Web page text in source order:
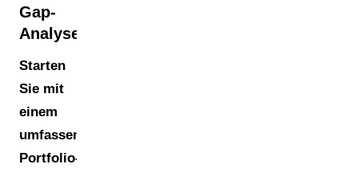
Gap-
Analyse
Starten
Sie mit
einem
umfassenden
Portfolio-